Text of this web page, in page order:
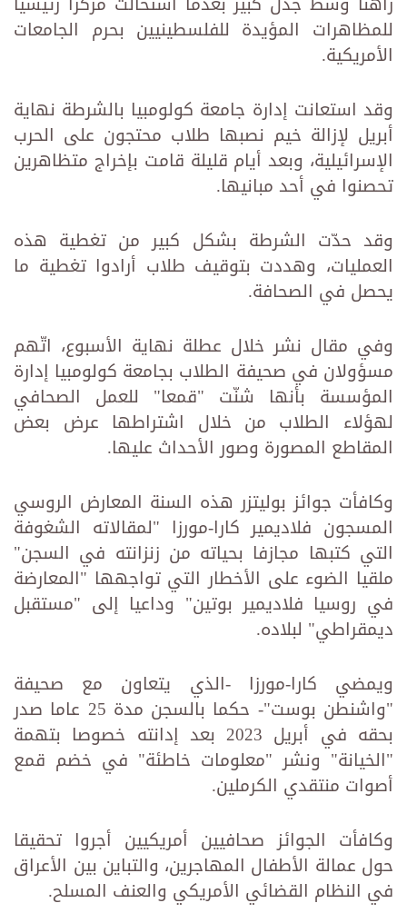
للمظاهرات المؤيدة للفلسطينيين بحرم الجامعات
الأمريكية.
وقد استعانت إدارة جامعة كولومبيا بالشرطة نهاية
أبريل لإزالة خيم نصبها طلاب محتجون على الحرب
الإسرائيلية، وبعد أيام قليلة قامت بإخراج متظاهرين
تحصنوا في أحد مبانيها.
وقد حدّت الشرطة بشكل كبير من تغطية هذه
العمليات، وهددت بتوقيف طلاب أرادوا تغطية ما
يحصل في الصحافة.
وفي مقال نشر خلال عطلة نهاية الأسبوع، اتّهم
مسؤولان في صحيفة الطلاب بجامعة كولومبيا إدارة
المؤسسة بأنها شنّت "قمعا" للعمل الصحافي
لهؤلاء الطلاب من خلال اشتراطها عرض بعض
المقاطع المصورة وصور الأحداث عليها.
وكافأت جوائز بوليتزر هذه السنة المعارض الروسي
المسجون فلاديمير كارا-مورزا "لمقالاته الشغوفة
التي كتبها مجازفا بحياته من زنزانته في السجن"
ملقيا الضوء على الأخطار التي تواجهها "المعارضة
في روسيا فلاديمير بوتين" وداعيا إلى "مستقبل
ديمقراطي" لبلاده.
ويمضي كارا-مورزا -الذي يتعاون مع صحيفة
"واشنطن بوست"- حكما بالسجن مدة 25 عاما صدر
بحقه في أبريل 2023 بعد إدانته خصوصا بتهمة
"الخيانة" ونشر "معلومات خاطئة" في خضم قمع
أصوات منتقدي الكرملين.
وكافأت الجوائز صحافيين أمريكيين أجروا تحقيقا
حول عمالة الأطفال المهاجرين، والتباين بين الأعراق
في النظام القضائي الأمريكي والعنف المسلح.